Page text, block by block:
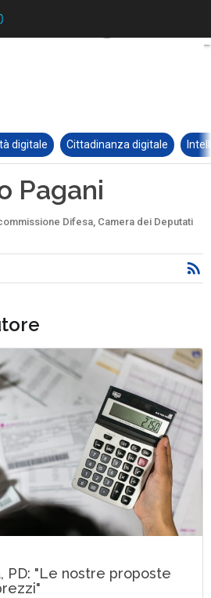
digitale Cittadinanza digitale
Pagani
Difesa, Camera dei Deputati
PD: "Le nostre proposte